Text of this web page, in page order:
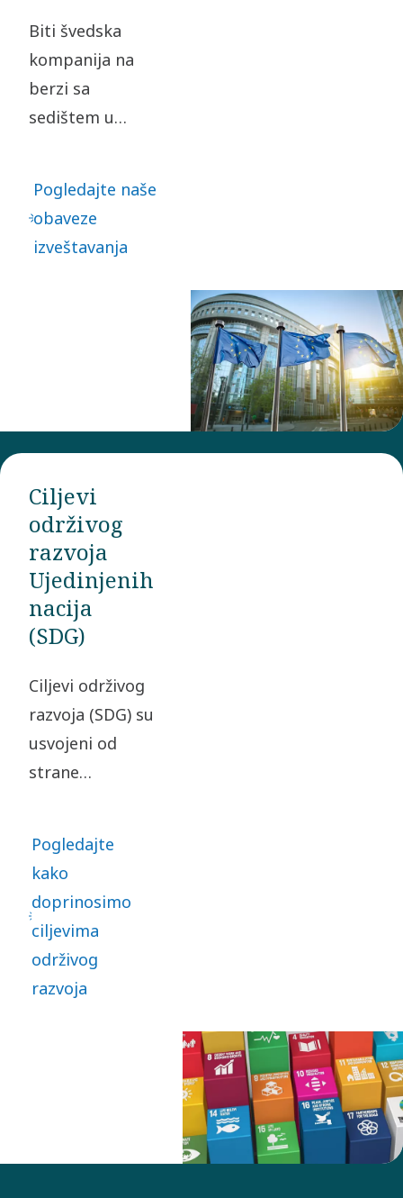
Biti švedska
kompanija na
berzi sa
sedištem u
niz različitih
izveštavanje, koji
Pogledajte naše
obaveze
izveštavanja
Ciljevi
održivog
razvoja
Ujedinjenih
nacija
(SDG)
Ciljevi održivog
razvoja (SDG) su
usvojeni od
strane
godine. To je
globalnu akciju
za eliminaciju
siromaštva,
zaštitu planete
Pogledajte
kako
doprinosimo
ciljevima
održivog
razvoja